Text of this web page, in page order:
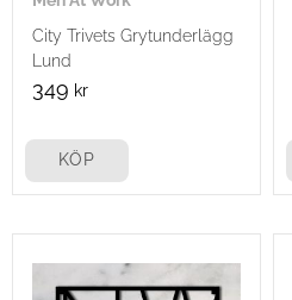
City Trivets Grytunderlägg
Lund
349 kr
KÖP